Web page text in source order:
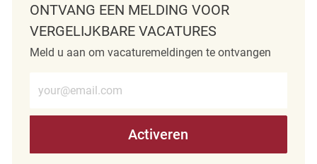
ONTVANG EEN MELDING VOOR
VERGELIJKBARE VACATURES
Meld u aan om vacaturemeldingen te ontvangen
Activeren